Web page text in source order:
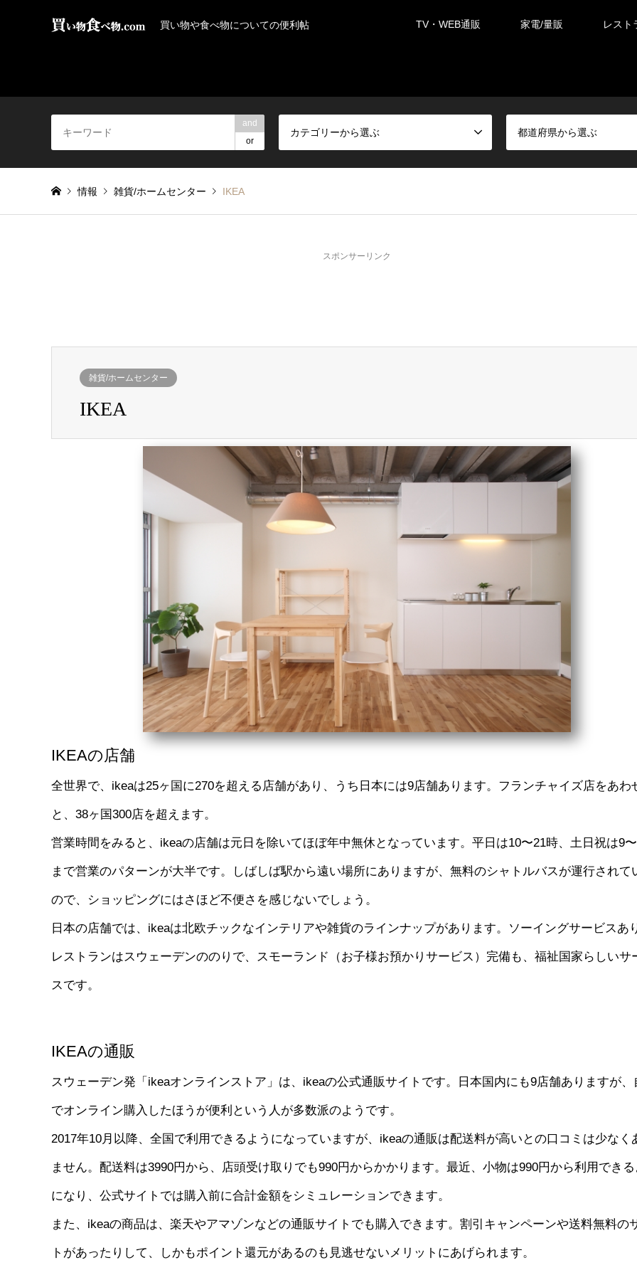
買い物や食べ物についての便利帖 TV・WEB通販 家電/量販 レスト
and
or
カテゴリーから選ぶ 都道府県から選ぶ
情報 雑貨/ホームセンター IKEA
スポンサーリンク
雑貨/ホームセンター
IKEA
IKEAの店舗
全世界で、ikeaは25ヶ国に270を超える店舗があり、うち日本には9店舗あります。フランチャイズ店をあわ
と、38ヶ国300店を超えます。
営業時間をみると、ikeaの店舗は元日を除いてほぼ年中無休となっています。平日は10〜21時、土日祝は9
まで営業のパターンが大半です。しばしば駅から遠い場所にありますが、無料のシャトルバスが運行されて
ので、ショッピングにはさほど不便さを感じないでしょう。
日本の店舗では、ikeaは北欧チックなインテリアや雑貨のラインナップがあります。ソーイングサービスあり
レストランはスウェーデンののりで、スモーランド（お子様お預かりサービス）完備も、福祉国家らしいサ
スです。
IKEAの通販
スウェーデン発「ikeaオンラインストア」は、ikeaの公式通販サイトです。日本国内にも9店舗ありますが、
でオンライン購入したほうが便利という人が多数派のようです。
2017年10月以降、全国で利用できるようになっていますが、ikeaの通販は配送料が高いとの口コミは少なく
ません。配送料は3990円から、店頭受け取りでも990円からかかります。最近、小物は990円から利用できる
になり、公式サイトでは購入前に合計金額をシミュレーションできます。
また、ikeaの商品は、楽天やアマゾンなどの通販サイトでも購入できます。割引キャンペーンや送料無料の
トがあったりして、しかもポイント還元があるのも見逃せないメリットにあげられます。